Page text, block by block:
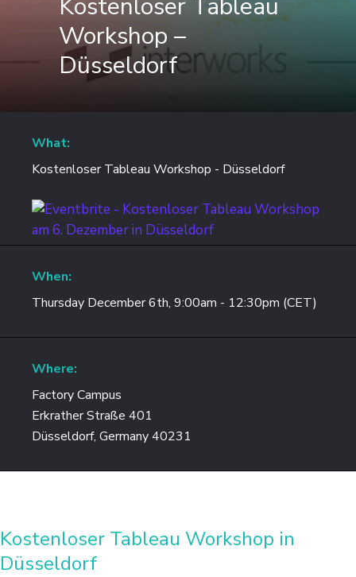
Kostenloser Tableau
Workshop –
Düsseldorf
What:
Kostenloser Tableau Workshop - Düsseldorf
When:
Thursday December 6th, 9:00am - 12:30pm (CET)
Where:
Factory Campus
Erkrather Straße 401
Düsseldorf, Germany 40231
Kostenloser Tableau Workshop in
Düsseldorf